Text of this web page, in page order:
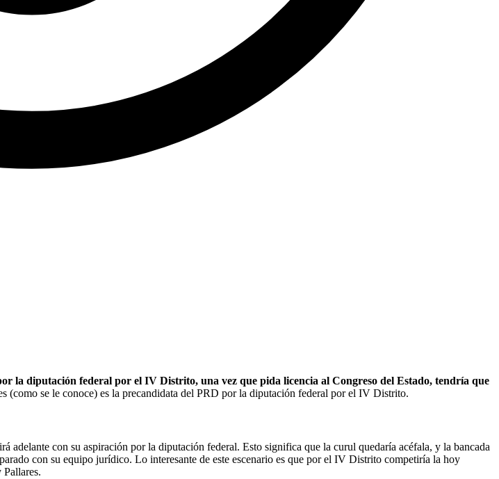
la diputación federal por el IV Distrito, una vez que pida licencia al Congreso del Estado, tendría que
(como se le conoce) es la precandidata del PRD por la diputación federal por el IV Distrito.
con su aspiración por la diputación federal. Esto significa que la curul quedaría acéfala, y la bancada
con su equipo jurídico. Lo interesante de este escenario es que por el IV Distrito competiría la hoy